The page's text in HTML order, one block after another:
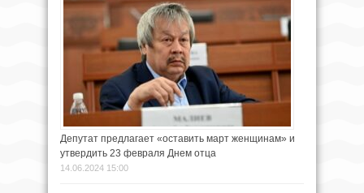
Депутат предлагает «оставить март женщинам» и
утвердить 23 февраля Днем отца
14.06.2024 15:00